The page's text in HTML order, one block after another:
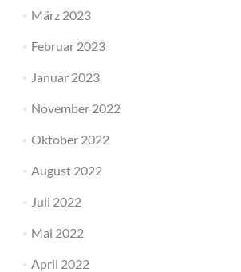
März 2023
Februar 2023
Januar 2023
November 2022
Oktober 2022
August 2022
Juli 2022
Mai 2022
April 2022